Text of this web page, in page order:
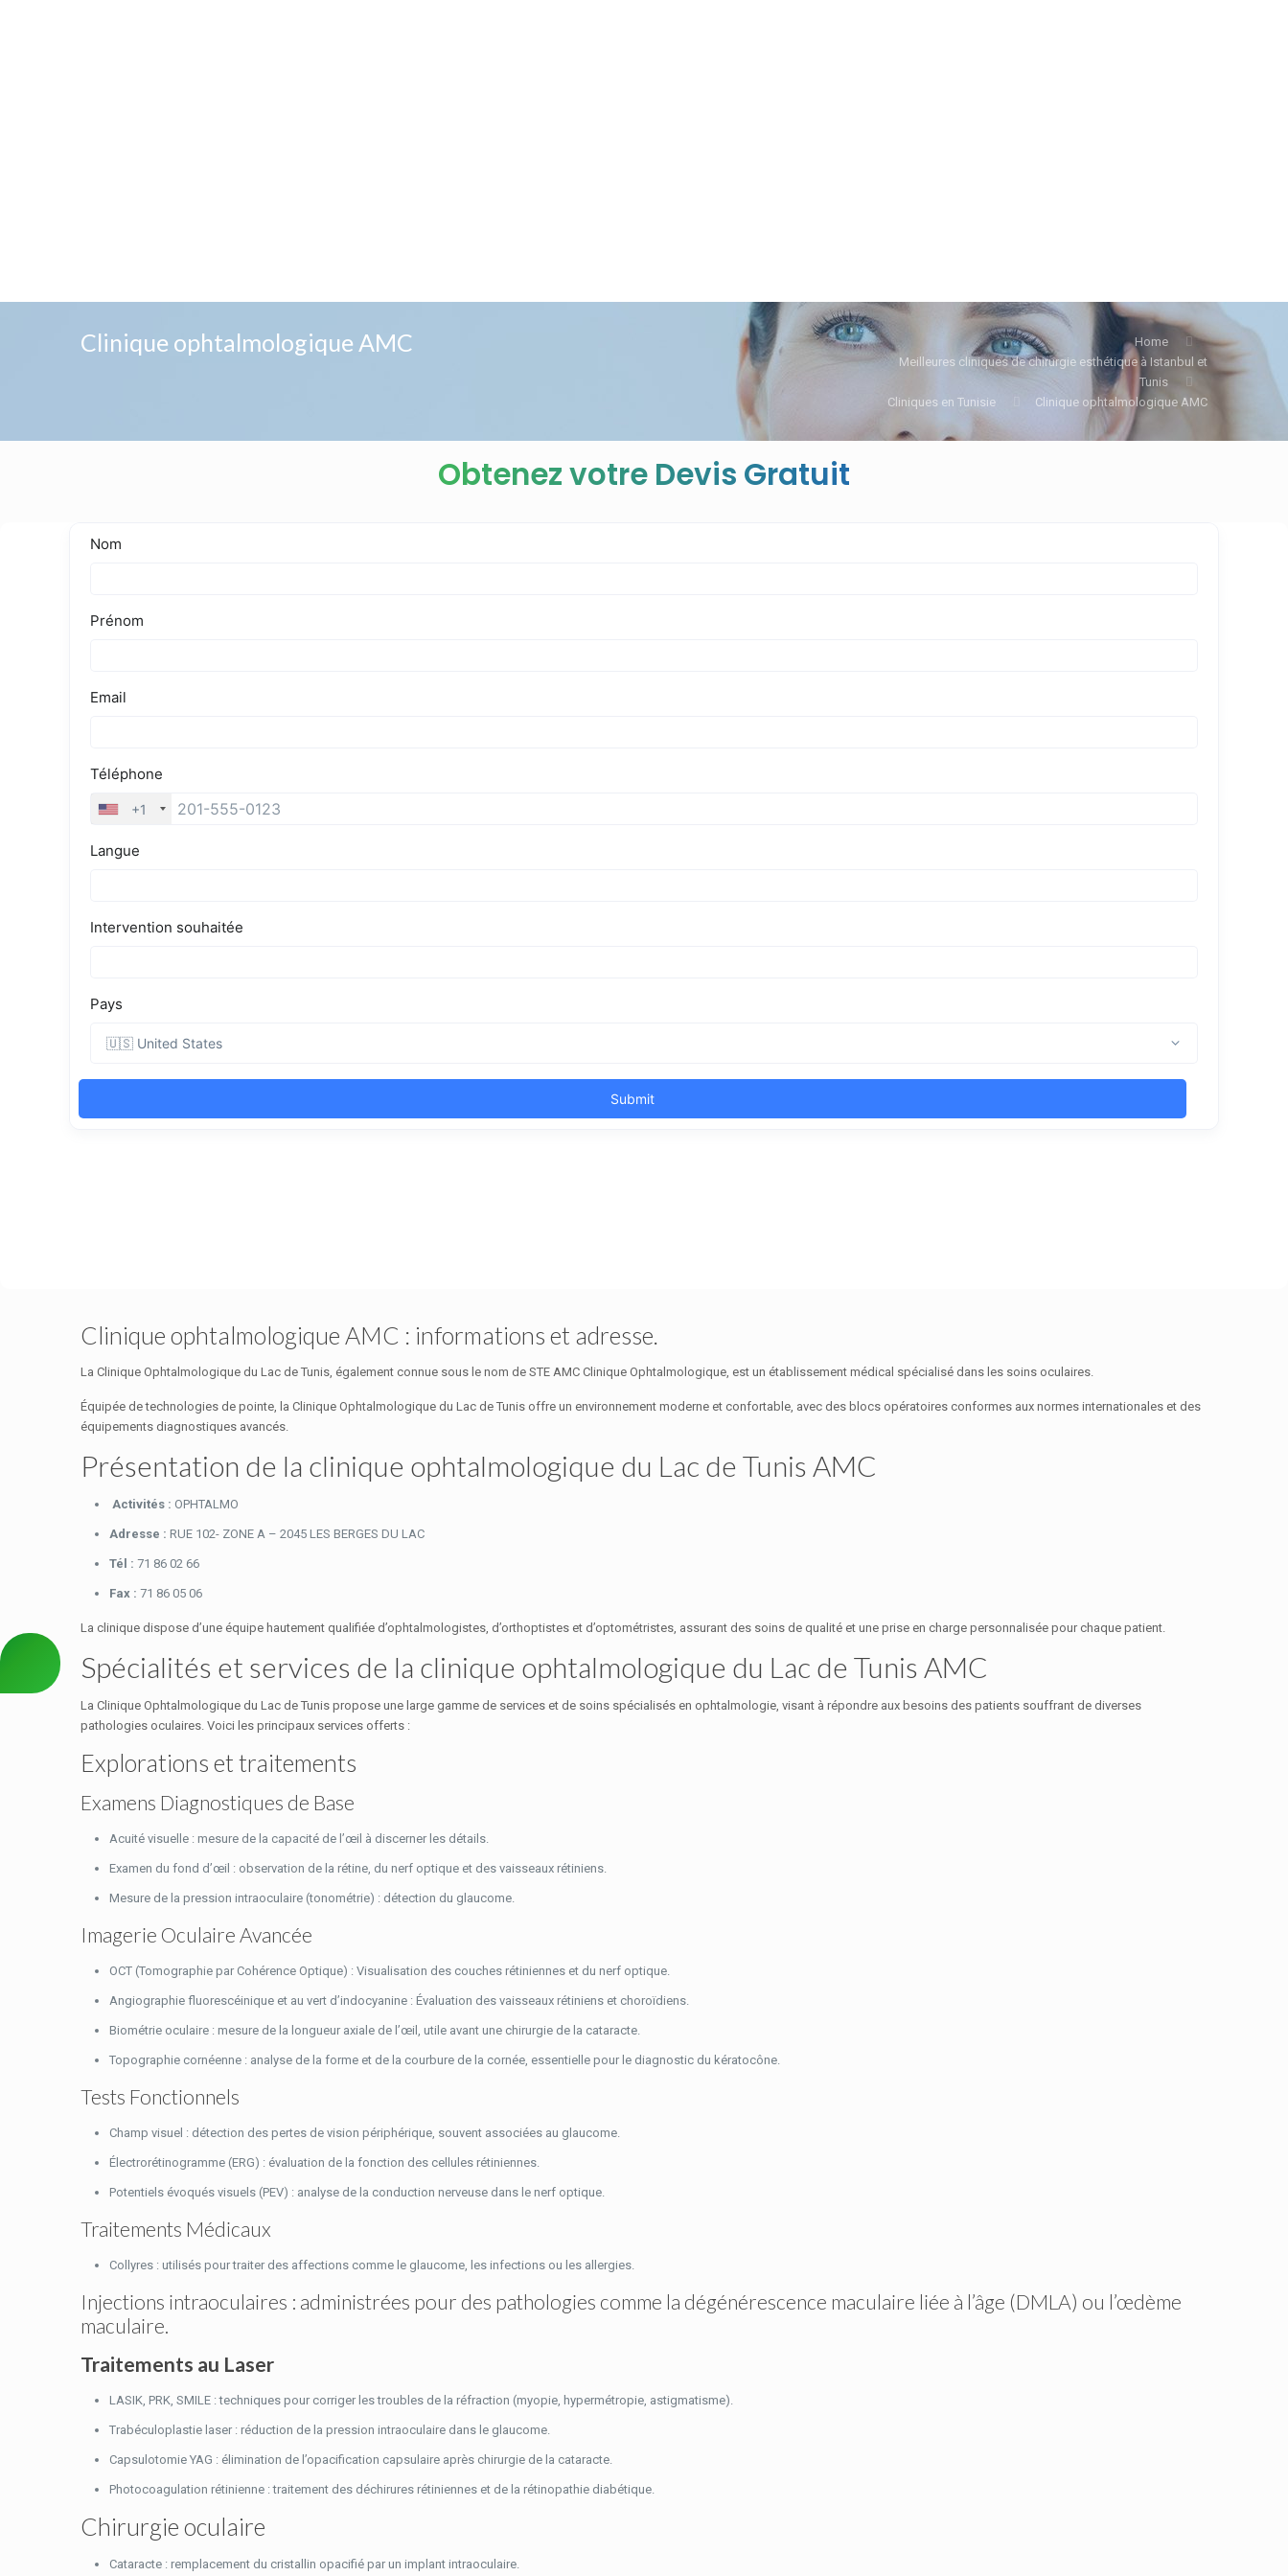
Clinique ophtalmologique AMC
Home
Meilleures cliniques de chirurgie esthétique à Istanbul et
Tunis
Cliniques en Tunisie
Clinique ophtalmologique AMC
Obtenez votre Devis Gratuit
Clinique ophtalmologique AMC : informations et adresse.
La Clinique Ophtalmologique du Lac de Tunis, également connue sous le nom de STE AMC Clinique Ophtalmologique, est un établissement médical spécialisé dans les soins oculaires.
Équipée de technologies de pointe, la Clinique Ophtalmologique du Lac de Tunis offre un environnement moderne et confortable, avec des blocs opératoires conformes aux normes internationales et des
équipements diagnostiques avancés.
Présentation de la clinique ophtalmologique du Lac de Tunis AMC
Activités : OPHTALMO
Adresse : RUE 102- ZONE A – 2045 LES BERGES DU LAC
Tél : 71 86 02 66
Fax : 71 86 05 06
La clinique dispose d’une équipe hautement qualifiée d’ophtalmologistes, d’orthoptistes et d’optométristes, assurant des soins de qualité et une prise en charge personnalisée pour chaque patient.
Spécialités et services de la clinique ophtalmologique du Lac de Tunis AMC
La Clinique Ophtalmologique du Lac de Tunis propose une large gamme de services et de soins spécialisés en ophtalmologie, visant à répondre aux besoins des patients souffrant de diverses
pathologies oculaires. Voici les principaux services offerts :
Explorations et traitements
Examens Diagnostiques de Base
Acuité visuelle : mesure de la capacité de l’œil à discerner les détails.
Examen du fond d’œil : observation de la rétine, du nerf optique et des vaisseaux rétiniens.
Mesure de la pression intraoculaire (tonométrie) : détection du glaucome.
Imagerie Oculaire Avancée
OCT (Tomographie par Cohérence Optique) : Visualisation des couches rétiniennes et du nerf optique.
Angiographie fluorescéinique et au vert d’indocyanine : Évaluation des vaisseaux rétiniens et choroïdiens.
Biométrie oculaire : mesure de la longueur axiale de l’œil, utile avant une chirurgie de la cataracte.
Topographie cornéenne : analyse de la forme et de la courbure de la cornée, essentielle pour le diagnostic du kératocône.
Tests Fonctionnels
Champ visuel : détection des pertes de vision périphérique, souvent associées au glaucome.
Électrorétinogramme (ERG) : évaluation de la fonction des cellules rétiniennes.
Potentiels évoqués visuels (PEV) : analyse de la conduction nerveuse dans le nerf optique.
Traitements Médicaux
Collyres : utilisés pour traiter des affections comme le glaucome, les infections ou les allergies.
Injections intraoculaires : administrées pour des pathologies comme la dégénérescence maculaire liée à l’âge (DMLA) ou l’œdème
maculaire.
Traitements au Laser
LASIK, PRK, SMILE : techniques pour corriger les troubles de la réfraction (myopie, hypermétropie, astigmatisme).
Trabéculoplastie laser : réduction de la pression intraoculaire dans le glaucome.
Capsulotomie YAG : élimination de l’opacification capsulaire après chirurgie de la cataracte.
Photocoagulation rétinienne : traitement des déchirures rétiniennes et de la rétinopathie diabétique.
Chirurgie oculaire
Cataracte : remplacement du cristallin opacifié par un implant intraoculaire.